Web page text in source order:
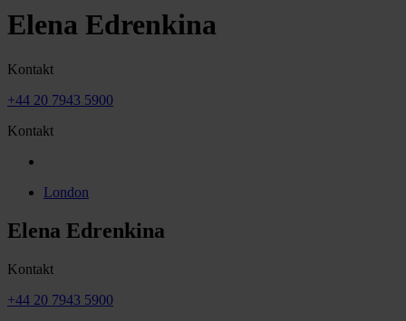
Elena Edrenkina
Kontakt
+44 20 7943 5900
Kontakt
London
Elena Edrenkina
Kontakt
+44 20 7943 5900